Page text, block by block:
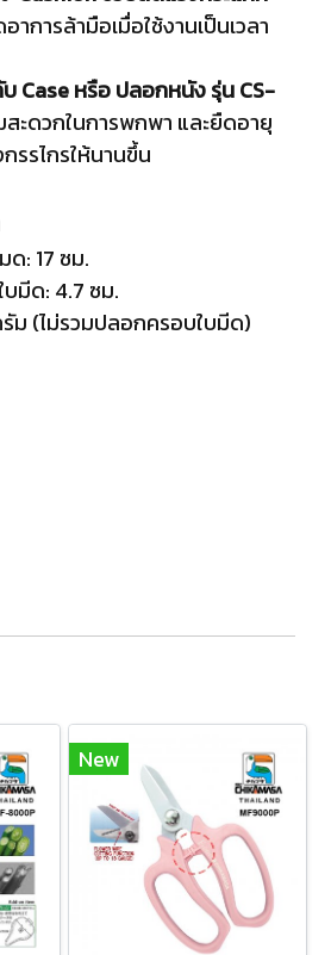
าการล้ามือเมื่อใช้งานเป็นเวลา
บ Case หรือ ปลอกหนัง รุ่น CS-
สะดวกในการพกพา และยืดอายุ
รรไกรให้นานขึ้น
ด: 17 ซม.
บมีด: 4.7 ซม.
ม (ไม่รวมปลอกครอบใบมีด)
New